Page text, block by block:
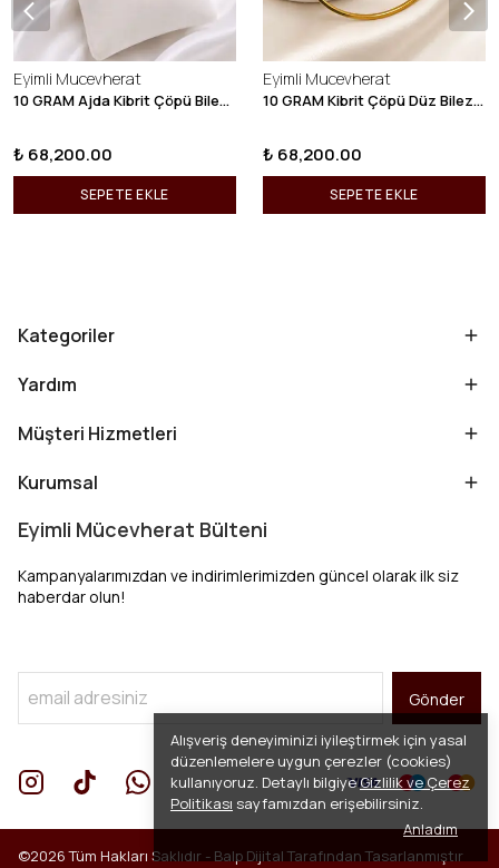
Alışveriş deneyiminizi iyileştirmek için yasal
düzenlemelere uygun çerezler (cookies)
kullanıyoruz. Detaylı bilgiyeGizlilik ve Çerez
Politikası sayfamızdan erişebilirsiniz.
Anladım
Eyimli Mucevherat
10 GRAM Ajda Kibrit Çöpü Bilezik 22 Ayar 22BLZ003
₺ 68,200.00
SEPETE EKLE
Eyimli Mucevherat
10 GRAM Kibrit Çöpü Düz Bilezik 22 Ayar 22BLZ001
₺ 68,200.00
SEPETE EKLE
Kategoriler
Yardım
Müşteri Hizmetleri
Kurumsal
Eyimli Mücevherat Bülteni
Kampanyalarımızdan ve indirimlerimizden güncel olarak ilk siz
haberdar olun!
Gönder
©2026 Tüm Hakları Saklıdır - Balp Dijital Tarafından Tasarlanmıştır